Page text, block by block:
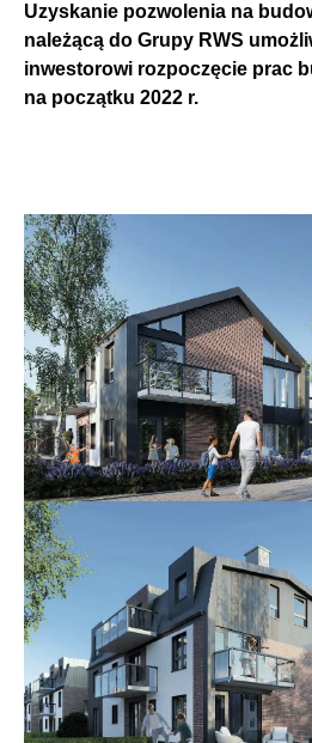
Uzyskanie pozwolenia na
należącą do Grupy RWS
inwestorowi rozpoczęcie prac
na początku 2022 r.